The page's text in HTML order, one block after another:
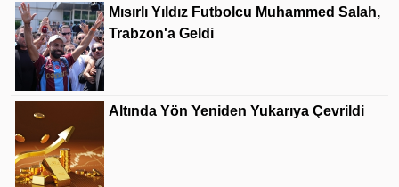
Mısırlı Yıldız Futbolcu Muhammed Salah,
Trabzon'a Geldi
Altında Yön Yeniden Yukarıya Çevrildi